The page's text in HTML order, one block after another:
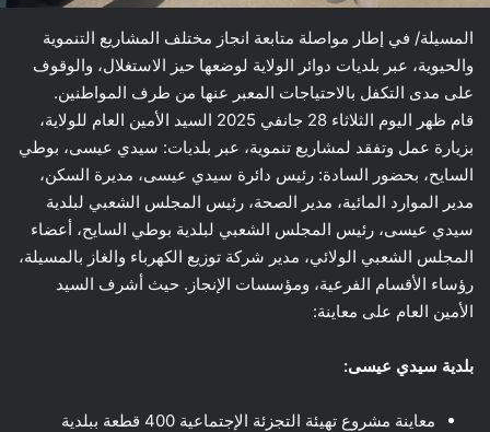
المسيلة/ في إطار مواصلة متابعة انجاز مختلف المشاريع التنموية
والحيوية، عبر بلديات دوائر الولاية لوضعها حيز الاستغلال، والوقوف
على مدى التكفل بالاحتياجات المعبر عنها من طرف المواطنين.
قام ظهر اليوم الثلاثاء 28 جانفي 2025 السيد الأمين العام للولاية،
بزيارة عمل وتفقد لمشاريع تنموية، عبر بلديات: سيدي عيسى، بوطي
السايح، بحضور السادة: رئيس دائرة سيدي عيسى، مديرة السكن،
مدير الموارد المائية، مدير الصحة، رئيس المجلس الشعبي لبلدية
سيدي عيسى، رئيس المجلس الشعبي لبلدية بوطي السايح، أعضاء
المجلس الشعبي الولائي، مدير شركة توزيع الكهرباء والغاز بالمسيلة،
رؤساء الأقسام الفرعية، ومؤسسات الإنجاز. حيث أشرف السيد
الأمين العام على معاينة:
بلدية سيدي عيسى:
معاينة مشروع تهيئة التجزئة الإجتماعية 400 قطعة ببلدية